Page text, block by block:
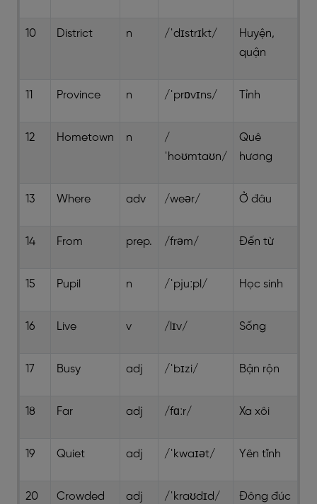
10 District n /ˈdɪstrɪkt/
Huyện,
quận
11 Province n /ˈprɒvɪns/ Tỉnh
12 Hometown n
/
ˈhoʊmtaʊn/
Quê
hương
13 Where adv /weər/ Ở đâu
14 From prep. /frəm/ Đến từ
15 Pupil n /ˈpjuːpl/ Học sinh
16 Live v /lɪv/ Sống
17 Busy adj /ˈbɪzi/ Bận rộn
18 Far adj /fɑːr/ Xa xôi
19 Quiet adj /ˈkwaɪət/ Yên tĩnh
20 Crowded adj /ˈkraʊdɪd/ Đông đúc